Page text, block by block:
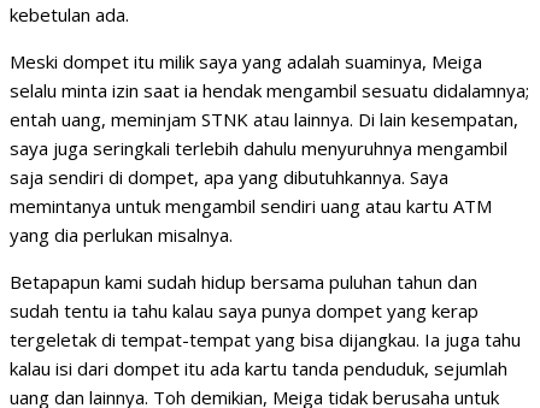
kebetulan ada.
Meski dompet itu milik saya yang adalah suaminya, Meiga
selalu minta izin saat ia hendak mengambil sesuatu didalamnya;
entah uang, meminjam STNK atau lainnya. Di lain kesempatan,
saya juga seringkali terlebih dahulu menyuruhnya mengambil
saja sendiri di dompet, apa yang dibutuhkannya. Saya
memintanya untuk mengambil sendiri uang atau kartu ATM
yang dia perlukan misalnya.
Betapapun kami sudah hidup bersama puluhan tahun dan
sudah tentu ia tahu kalau saya punya dompet yang kerap
tergeletak di tempat-tempat yang bisa dijangkau. Ia juga tahu
kalau isi dari dompet itu ada kartu tanda penduduk, sejumlah
uang dan lainnya. Toh demikian, Meiga tidak berusaha untuk